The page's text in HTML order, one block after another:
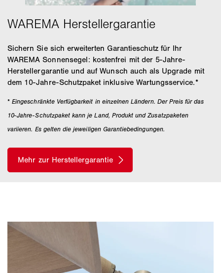
Sichern Sie sich erweiterten Garantieschutz für Ihr
WAREMA Sonnensegel: kostenfrei mit der 5-Jahre-
Herstellergarantie und auf Wunsch auch als Upgrade mit
dem 10-Jahre-Schutzpaket inklusive Wartungsservice.*
*Eingeschränkte Verfügbarkeit in einzelnen Ländern. Der Preis für das
10-Jahre-Schutzpaket kann je Land, Produkt und Zusatzpaketen
variieren. Es gelten die jeweiligen Garantiebedingungen.